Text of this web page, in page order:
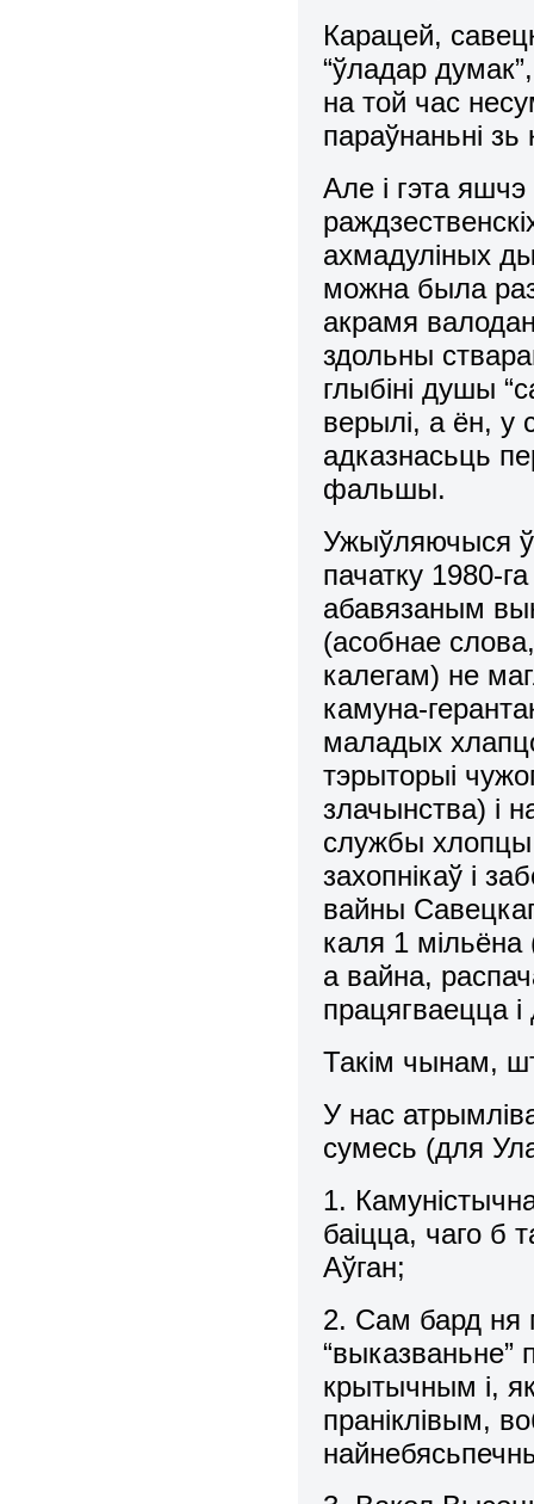
Карацей,
“ўладар
на той час
параўнаньні
Але і гэта
ахмадуліных
можна была
акрамя
здольны
глыбіні душы
верылі, а ён, у
адказнасьць
фальшы.
Ужыўляючыся ў
пачатку 1980-
абавязаным
(асобнае
калегам) не
камуна-
маладых
тэрыторыі
злачынства) і
службы хлопцы
захопнікаў і
вайны
каля 1 мільёна
а вайна,
працягваецца
Такім чынам,
У нас
сумесь (для
1.
баіцца, чаго б
Аўган;
2. Сам бард ня
“выказваньне”
крытычным і,
праніклівым,